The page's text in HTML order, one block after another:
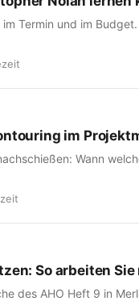
Termin und im
im
Wann
So arbeiten
des AHO Heft 9 in